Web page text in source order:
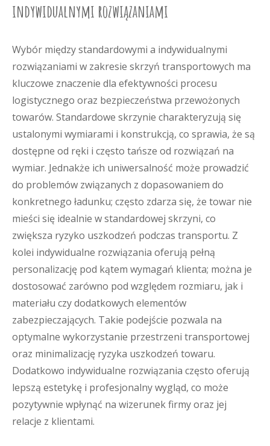
indywidualnymi rozwiązaniami
Wybór między standardowymi a indywidualnymi
rozwiązaniami w zakresie skrzyń transportowych ma
kluczowe znaczenie dla efektywności procesu
logistycznego oraz bezpieczeństwa przewożonych
towarów. Standardowe skrzynie charakteryzują się
ustalonymi wymiarami i konstrukcją, co sprawia, że są
dostępne od ręki i często tańsze od rozwiązań na
wymiar. Jednakże ich uniwersalność może prowadzić
do problemów związanych z dopasowaniem do
konkretnego ładunku; często zdarza się, że towar nie
mieści się idealnie w standardowej skrzyni, co
zwiększa ryzyko uszkodzeń podczas transportu. Z
kolei indywidualne rozwiązania oferują pełną
personalizację pod kątem wymagań klienta; można je
dostosować zarówno pod względem rozmiaru, jak i
materiału czy dodatkowych elementów
zabezpieczających. Takie podejście pozwala na
optymalne wykorzystanie przestrzeni transportowej
oraz minimalizację ryzyka uszkodzeń towaru.
Dodatkowo indywidualne rozwiązania często oferują
lepszą estetykę i profesjonalny wygląd, co może
pozytywnie wpłynąć na wizerunek firmy oraz jej
relacje z klientami.